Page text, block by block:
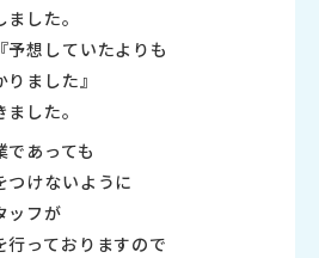
した。
想していたよりも
ました』
した。
あっても
つけないように
ッフが
っておりますので